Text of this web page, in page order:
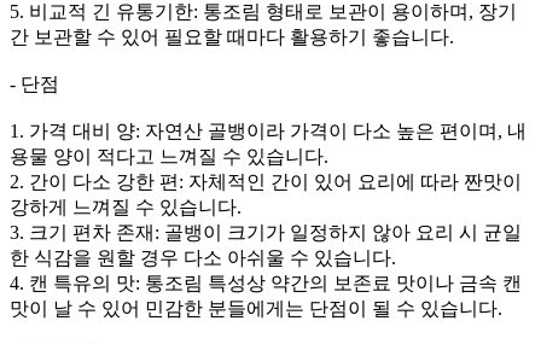
5. 비교적 긴 유통기한: 통조림 형태로 보관이 용이하며, 장기
간 보관할 수 있어 필요할 때마다 활용하기 좋습니다.
- 단점
1. 가격 대비 양: 자연산 골뱅이라 가격이 다소 높은 편이며, 내
용물 양이 적다고 느껴질 수 있습니다.
2. 간이 다소 강한 편: 자체적인 간이 있어 요리에 따라 짠맛이
강하게 느껴질 수 있습니다.
3. 크기 편차 존재: 골뱅이 크기가 일정하지 않아 요리 시 균일
한 식감을 원할 경우 다소 아쉬울 수 있습니다.
4. 캔 특유의 맛: 통조림 특성상 약간의 보존료 맛이나 금속 캔
맛이 날 수 있어 민감한 분들에게는 단점이 될 수 있습니다.